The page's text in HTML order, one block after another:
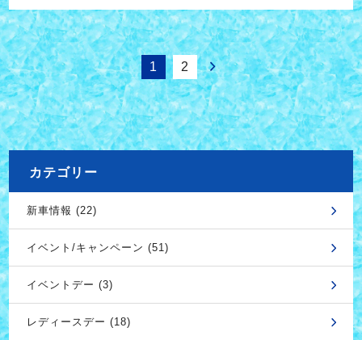
1 2
カテゴリー
新車情報 (22)
イベント/キャンペーン (51)
イベントデー (3)
レディースデー (18)